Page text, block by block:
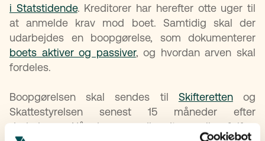
i Statstidende. Kreditorer har herefter otte uger til
at anmelde krav mod boet. Samtidig skal der
udarbejdes en boopgørelse, som dokumenterer
boets aktiver og passiver, og hvordan arven skal
fordeles.
Boopgørelsen skal sendes til Skifterettenog
Skattestyrelsen senest 15 måneder efter
dødsdagen. Når den er godkendt, og alle afgifter